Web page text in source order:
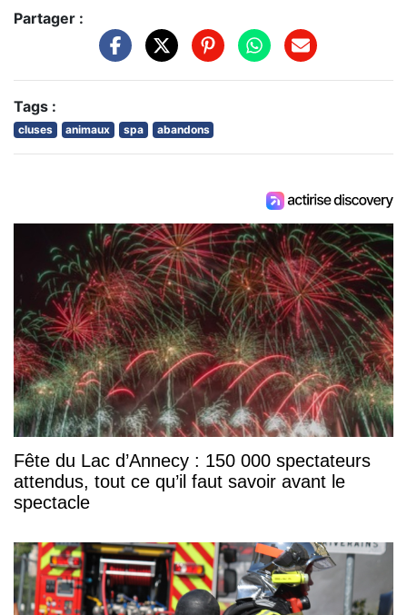
Partager :
Tags :
cluses animaux spa abandons
Fête du Lac d’Annecy : 150 000 spectateurs
attendus, tout ce qu’il faut savoir avant le
spectacle